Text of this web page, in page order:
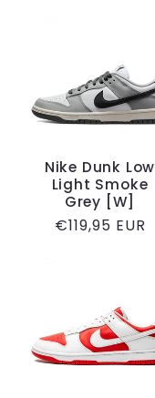
Nike Dunk Low
Light Smoke
Grey [W]
Normale
€119,95 EUR